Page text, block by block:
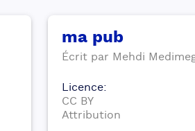
ma pub
Écrit par Mehdi
Licence:
CC BY
Attribution